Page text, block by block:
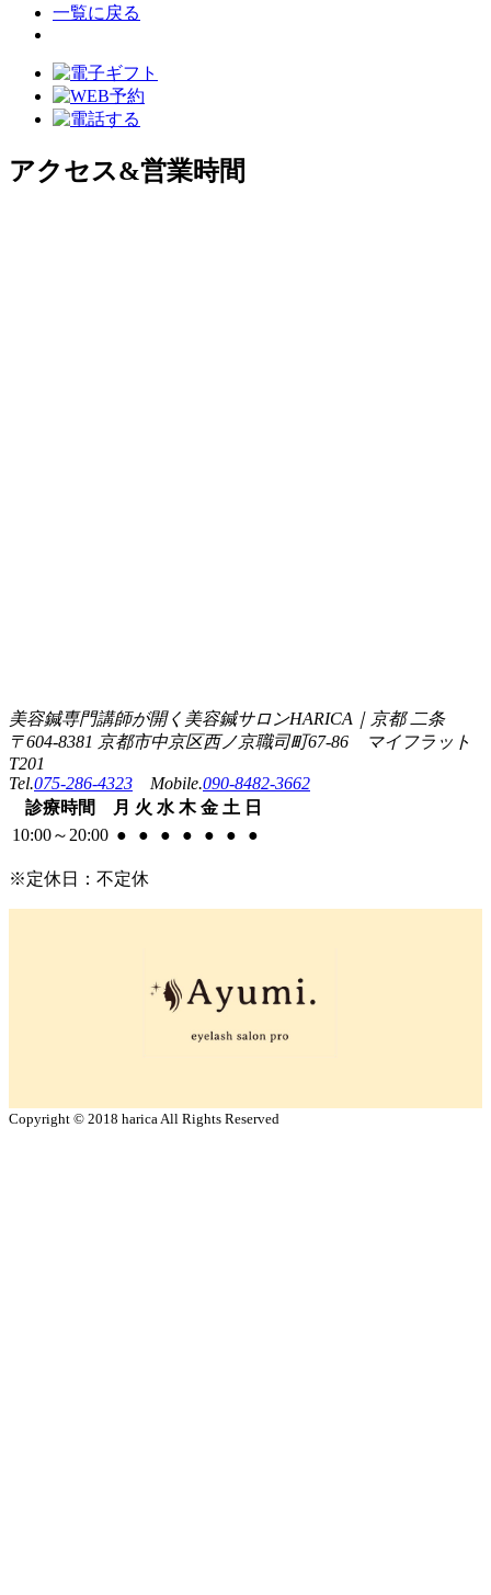
一覧に戻る
アクセス&営業時間
美容鍼専門講師が開く美容鍼サロンHARICA｜京都 二条
〒604-8381 京都市中京区西ノ京職司町67-86 マイフラット
T201
Tel.075-286-4323 Mobile.090-8482-3662
診療時間 月 火 水 木 金 土 日
10:00～ 20:00 ● ● ● ● ● ● ●
※定休日：不定休
Copyright © 2018 harica All Rights Reserved